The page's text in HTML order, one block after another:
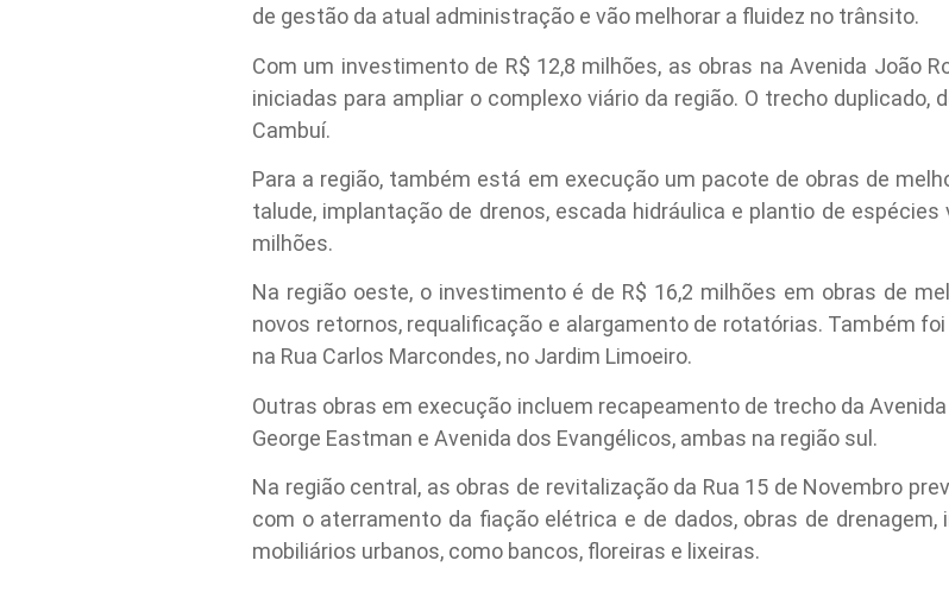
de gestão da atual administração e vão melhorar a fluidez no trânsito.
Com um investimento de R$ 12,8 milhões, as obras na Avenida João
iniciadas para ampliar o complexo viário da região. O trecho duplicado,
Cambuí.
Para a região, também está em execução um pacote de obras de
talude, implantação de drenos, escada hidráulica e plantio de
milhões.
Na região oeste, o investimento é de R$ 16,2 milhões em obras de
novos retornos, requalificação e alargamento de rotatórias. Também
na Rua Carlos Marcondes, no Jardim Limoeiro.
Outras obras em execução incluem recapeamento de trecho da
George Eastman e Avenida dos Evangélicos, ambas na região sul.
Na região central, as obras de revitalização da Rua 15 de Novembro
com o aterramento da fiação elétrica e de dados, obras de
mobiliários urbanos, como bancos, floreiras e lixeiras.